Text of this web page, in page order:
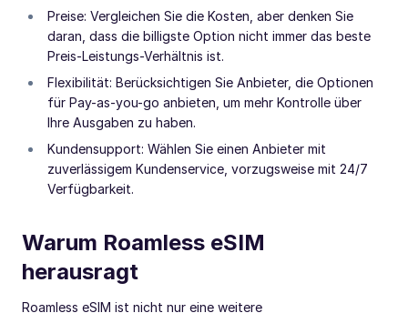
Preise: Vergleichen Sie die Kosten, aber denken Sie
daran, dass die billigste Option nicht immer das beste
Preis-Leistungs-Verhältnis ist.
Flexibilität: Berücksichtigen Sie Anbieter, die Optionen
für Pay-as-you-go anbieten, um mehr Kontrolle über
Ihre Ausgaben zu haben.
Kundensupport: Wählen Sie einen Anbieter mit
zuverlässigem Kundenservice, vorzugsweise mit 24/7
Verfügbarkeit.
Warum Roamless eSIM
herausragt
Roamless eSIM ist nicht nur eine weitere